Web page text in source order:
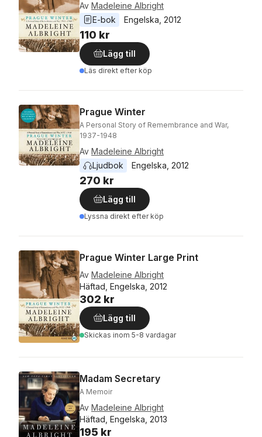
Av Madeleine Albright
E-bok
Engelska 2012
110 kr
Lägg till
Läs direkt efter köp
Prague Winter
A Personal Story of Remembrance and War,
1937-1948
Av Madeleine Albright
Ljudbok
Engelska 2012
270 kr
Lägg till
Lyssna direkt efter köp
Prague Winter Large Print
Av Madeleine Albright
Häftad, Engelska, 2012
302 kr
Lägg till
Skickas inom 5-8 vardagar
Madam Secretary
A Memoir
Av Madeleine Albright
Häftad, Engelska, 2013
195 kr